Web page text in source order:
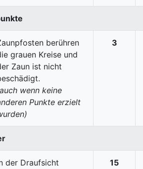
berühren
grauen Kreise und
Zaun ist nicht
wenn keine
Punkte erzielt
3
der Draufsicht
15